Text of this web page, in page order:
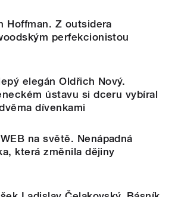
Hoffman. Z outsidera
perfekcionistou
elegán Oldřich Nový.
ústavu si dceru vybíral
dívenkami
na světě. Nenápadná
která změnila dějiny